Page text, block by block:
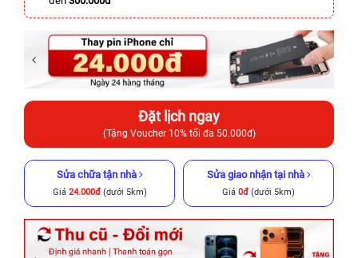
Đặt lịch ngay
(Tặng Voucher 10% tối đa 50.000đ)
Sửa chữa tận nhà
Giá 24.000đ(dưới 5km)
Sửa giao nhận tại nhà
Giá 0đ (dưới 5km)